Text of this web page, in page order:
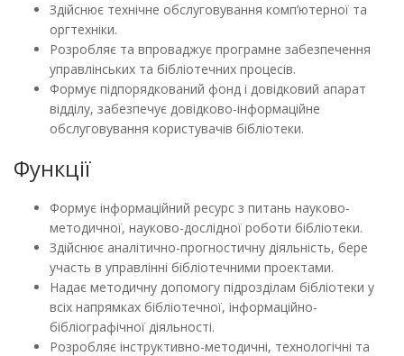
Здійснює технічне обслуговування комп’ютерної та
оргтехніки.
Розробляє та впроваджує програмне забезпечення
управлінських та бібліотечних процесів.
Формує підпорядкований фонд і довідковий апарат
відділу, забезпечує довідково-інформаційне
обслуговування користувачів бібліотеки.
Функції
Формує інформаційний ресурс з питань науково-
методичної, науково-дослідної роботи бібліотеки.
Здійснює аналітично-прогностичну діяльність, бере
участь в управлінні бібліотечними проектами.
Надає методичну допомогу підрозділам бібліотеки у
всіх напрямках бібліотечної, інформаційно-
бібліографічної діяльності.
Розробляє інструктивно-методичні, технологічні та